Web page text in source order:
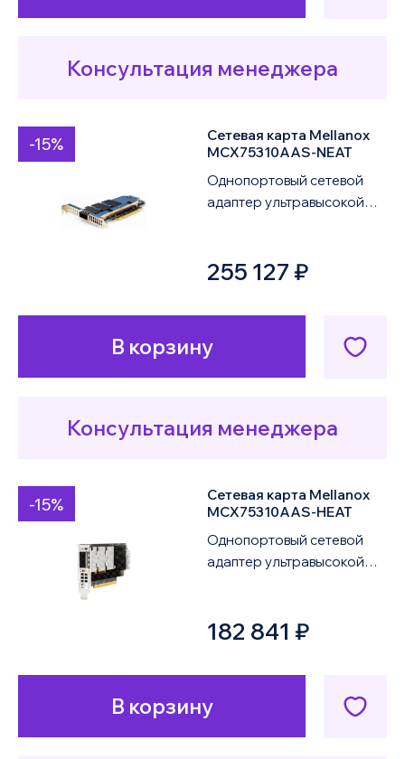
Консультация менеджера
-15%
Сетевая карта Mellanox
MCX75310AAS-NEAT
Однопортовый сетевой
адаптер ультравысокой
7 VPI MCX75310AAS-...
255 127 ₽
В корзину
Консультация менеджера
-15%
Сетевая карта Mellanox
MCX75310AAS-HEAT
Однопортовый сетевой
адаптер ультравысокой
7 VPI MCX75310AAS-...
182 841 ₽
В корзину